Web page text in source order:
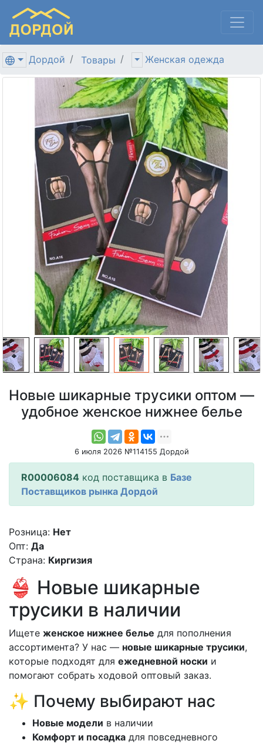
Дордой Товары Женская одежда
Новые шикарные трусики оптом —
удобное женское нижнее белье
6 июля 2026 №114155 Дордой
R00006084 код поставщика в Базе
Поставщиков рынка Дордой
Розница: Нет
Опт: Да
Страна: Киргизия
👙 Новые шикарные
трусики в наличии
Ищете женское нижнее белье для пополнения
ассортимента? У нас — новые шикарные трусики,
которые подходят для ежедневной носки и
помогают собрать ходовой оптовый заказ.
✨ Почему выбирают нас
Новые модели в наличии
Комфорт и посадка для повседневного